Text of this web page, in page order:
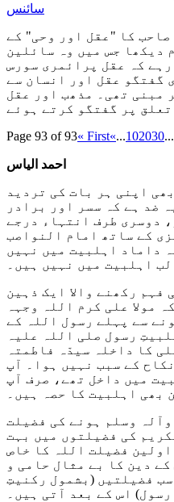
سائنس
کا "عقل اور وحی" کے
دیکھا جس میں وہ سائلین
کہ عقل پرائمری سورس
گفتگو عقل اور انسان سے
مبنی تھی۔ مذھب اور عقل
Page 93 of 93« First«...102030...
احمد الیاس
اپنی ہر بات کی تردید
ضد ہے کہ سسر اور برادر
دوسری طرف انتہاء درجے
کے ساتھ امام النواصب
داماد اہلبیت میں نہیں
اہلبیت میں نہیں ہیں۔
فہم رکھنے والا ایک ذہین
مولا علی کرم اللہ وجہہ
سے پہلے رسول اللہ کے
رسول صلی اللہ علیہ
کا داخلہ سیدّہ فاطمتہ
کے سبب نہیں ہوا۔ آپ
میں داخل تھے، صرف آپ
بھی اہلبیت کا حصہ ہیں۔
وسلم ہونے کی فضیلت
کی فضیلتوں میں بہت
اولین فضیلت اللہ کا خاص
دین کا بے مثال حامی و
فضیلتیں (بشمول رکنیتِ
اس کے بعد آتی ہیں۔